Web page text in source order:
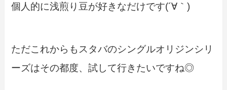
個人的に浅煎り豆が好きなだけです(´∀｀)
ただこれからもスタバのシングルオリジンシリ
ーズはその都度、試して行きたいですね◎